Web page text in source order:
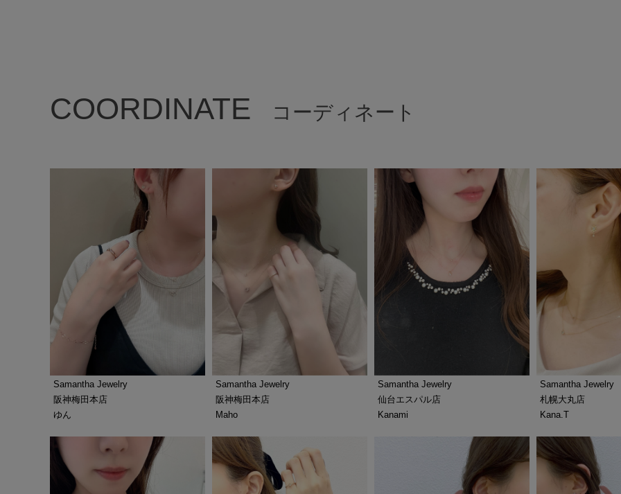
COORDINATE コーディネート
Samantha Jewelry
阪神梅田本店
ゆん
Samantha Jewelry
阪神梅田本店
Maho
Samantha Jewelry
仙台エスパル店
Kanami
Samantha Jewelry
札幌大丸店
Kana.T